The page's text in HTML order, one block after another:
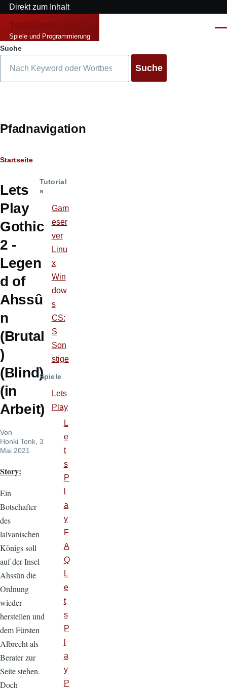
Direkt zum Inhalt
Totalplanlos.de
Spiele und Programmierung
Suche
Pfadnavigation
Startseite
Lets
Play
Gothic
2 -
Legen
d of
Ahssû
n
(Brutal
)
(Blind)
(in
Arbeit)
Von
Honki Tonk, 3
Mai 2021
Story:
Ein
Botschafter
des
lalvanischen
Königs soll
auf der Insel
Ahssûn die
Ordnung
wieder
herstellen und
dem Fürsten
Albrecht als
Berater zur
Seite stehen.
Doch
Tutorial
s
Gam
eser
ver
Linu
x
Win
dow
s
CS:
S
Son
stige
Spiele
Lets
Play
L
e
t
s
P
a
y
F
A
Q
L
e
t
s
P
a
y
P